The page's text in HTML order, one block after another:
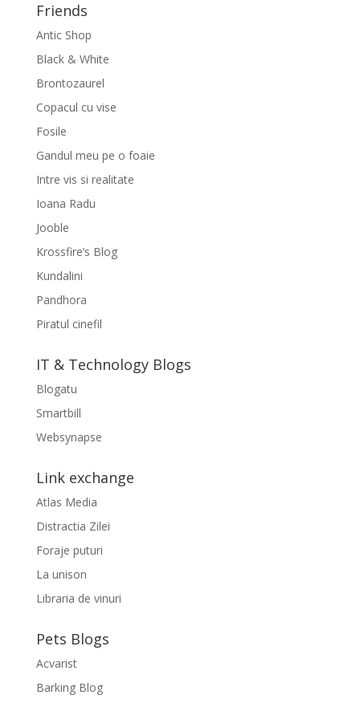
Friends
Antic Shop
Black & White
Brontozaurel
Copacul cu vise
Fosile
Gandul meu pe o foaie
Intre vis si realitate
Ioana Radu
Jooble
Krossfire’s Blog
Kundalini
Pandhora
Piratul cinefil
IT & Technology Blogs
Blogatu
Smartbill
Websynapse
Link exchange
Atlas Media
Distractia Zilei
Foraje puturi
La unison
Libraria de vinuri
Pets Blogs
Acvarist
Barking Blog